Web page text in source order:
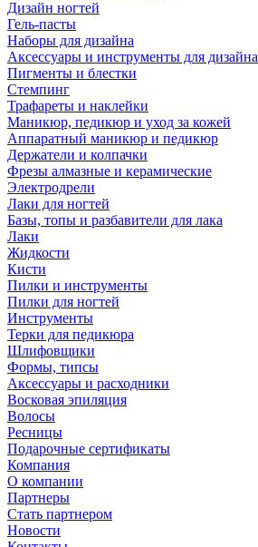
Дизайн ногтей
Гель-пасты
Наборы для дизайна
Аксессуары и инструменты для дизайна
Пигменты и блестки
Стемпинг
Трафареты и наклейки
Маникюр, педикюр и уход за кожей
Аппаратный маникюр и педикюр
Держатели и колпачки
Фрезы алмазные и керамические
Электродрели
Лаки для ногтей
Базы, топы и разбавители для лака
Лаки
Жидкости
Кисти
Пилки и инструменты
Пилки для ногтей
Инструменты
Терки для педикюра
Шлифовщики
Формы, типсы
Аксессуары и расходники
Восковая эпиляция
Волосы
Ресницы
Подарочные сертификаты
Компания
О компании
Партнеры
Стать партнером
Новости